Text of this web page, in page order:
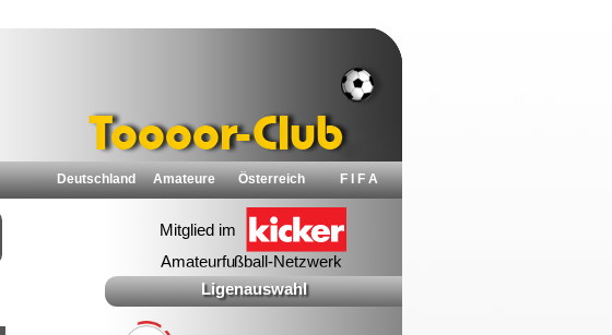
Deutschland Amateure Österreich F I F A
Ligenauswahl